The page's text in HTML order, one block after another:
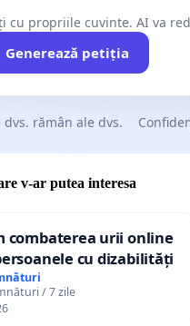
cu propriile cuvinte. AI va
Generează petiția
dvs. rămân ale dvs.
v-ar putea interesa
combaterea urii online
cu dizabilități
/ 7 zile